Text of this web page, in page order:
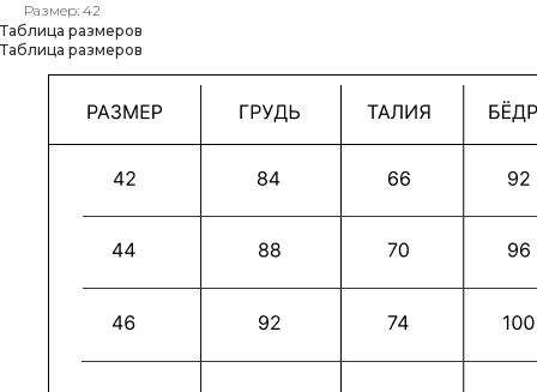
Размер: 42
Таблица размеров
Таблица размеров